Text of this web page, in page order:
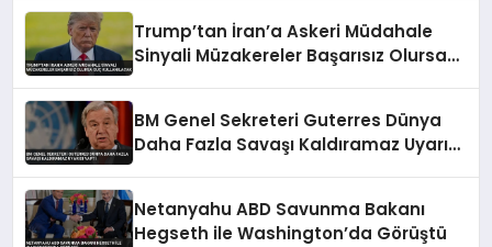
Trump’tan İran’a Askeri Müdahale
Sinyali Müzakereler Başarısız Olursa
BM Genel Sekreteri Guterres Dünya
Daha Fazla Savaşı Kaldıramaz Uyarısı
Netanyahu ABD Savunma Bakanı
Hegseth ile Washington’da Görüştü